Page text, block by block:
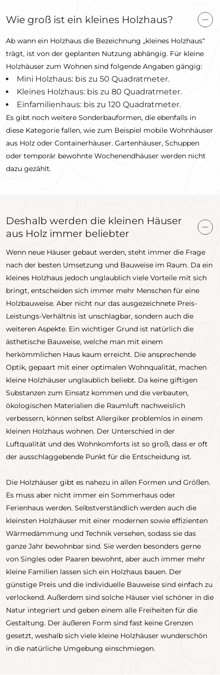
Wie groß ist ein kleines Holzhaus?
Ab wann ein Holzhaus die Bezeichnung „kleines Holzhaus“
trägt, ist von der geplanten Nutzung abhängig. Für kleine
Holzhäuser zum Wohnen sind folgende Angaben gängig:
Mini Holzhaus: bis zu 50 Quadratmeter.
Kleines Holzhaus: bis zu 80 Quadratmeter.
Einfamilienhaus: bis zu 120 Quadratmeter.
Es gibt noch weitere Sonderbauformen, die ebenfalls in
diese Kategorie fallen, wie zum Beispiel mobile Wohnhäuser
aus Holz oder Containerhäuser. Gartenhäuser, Schuppen
oder temporär bewohnte Wochenendhäuser werden nicht
dazu gezählt.
Deshalb werden die kleinen Häuser
aus Holz immer beliebter
Wenn neue Häuser gebaut werden, steht immer die Frage
nach der besten Umsetzung und Bauweise im Raum. Da ein
kleines Holzhaus jedoch unglaublich viele Vorteile mit sich
bringt, entscheiden sich immer mehr Menschen für eine
Holzbauweise. Aber nicht nur das ausgezeichnete Preis-
Leistungs-Verhältnis ist unschlagbar, sondern auch die
weiteren Aspekte. Ein wichtiger Grund ist natürlich die
ästhetische Bauweise, welche man mit einem
herkömmlichen Haus kaum erreicht. Die ansprechende
Optik, gepaart mit einer optimalen Wohnqualität, machen
kleine Holzhäuser unglaublich beliebt. Da keine giftigen
Substanzen zum Einsatz kommen und die verbauten,
ökologischen Materialien die Raumluft nachweislich
verbessern, können selbst Allergiker problemlos in einem
kleinen Holzhaus wohnen. Der Unterschied in der
Luftqualität und des Wohnkomforts ist so groß, dass er oft
der ausschlaggebende Punkt für die Entscheidung ist.
Die Holzhäuser gibt es nahezu in allen Formen und Größen.
Es muss aber nicht immer ein Sommerhaus oder
Ferienhaus werden. Selbstverständlich werden auch die
kleinsten Holzhäuser mit einer modernen sowie effizienten
Wärmedämmung und Technik versehen, sodass sie das
ganze Jahr bewohnbar sind. Sie werden besonders gerne
von Singles oder Paaren bewohnt, aber auch immer mehr
kleine Familien lassen sich ein Holzhaus bauen. Der
günstige Preis und die individuelle Bauweise sind einfach zu
verlockend. Außerdem sind solche Häuser viel schöner in die
Natur integriert und geben einem alle Freiheiten für die
Gestaltung. Der äußeren Form sind fast keine Grenzen
gesetzt, weshalb sich viele kleine Holzhäuser wunderschön
in die natürliche Umgebung einschmiegen.